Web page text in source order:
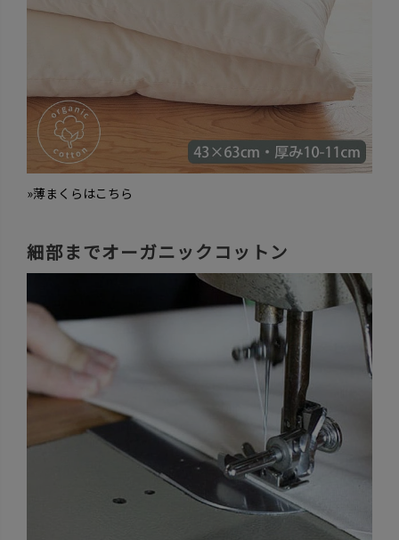
»薄まくらはこちら
細部までオーガニックコットン